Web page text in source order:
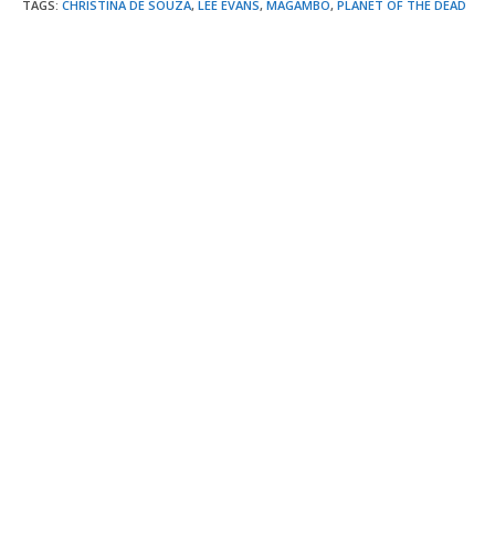
TAGS: CHRISTINA DE SOUZA, LEE EVANS, MAGAMBO, PLANET OF THE DEAD